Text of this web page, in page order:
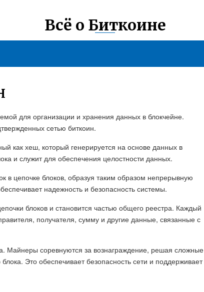
Всё о Биткоине
для организации и хранения данных в блокчейне.
сетью биткоин.
как хеш, который генерируется на основе данных в
и служит для обеспечения целостности данных.
в цепочке блоков, образуя таким образом непрерывную
надежность и безопасность системы.
блоков и становится частью общего реестра. Каждый
получателя, сумму и другие данные, связанные с
Майнеры соревнуются за вознаграждение, решая сложные
Это обеспечивает безопасность сети и поддерживает